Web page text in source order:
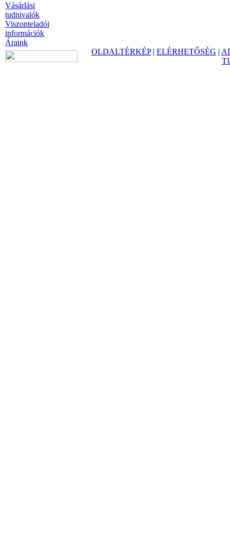
Vásárlási
tudnivalók
Viszonteladói
információk
Áraink
OLDALTÉRKÉP| ELÉRHETŐSÉG |